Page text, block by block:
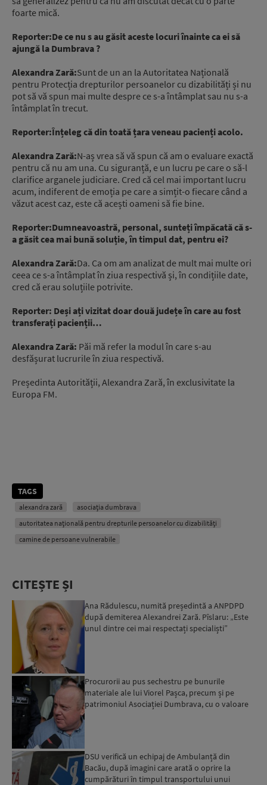
foarte mică.
Reporter:De ce nu s au găsit aceste locuri înainte ca ei să
ajungă la Dumbrava ?
Alexandra Zară:Sunt de un an la Autoritatea Națională
pentru Protecția drepturilor persoanelor cu dizabilități și nu
pot să vă spun mai multe despre ce s-a întâmplat sau nu s-a
întâmplat în trecut.
Reporter:Înțeleg că din toată țara veneau pacienți acolo.
Alexandra Zară:N-aș vrea să vă spun că am o evaluare exactă
pentru că nu am una. Cu siguranță, e un lucru pe care o să-l
clarifice arganele judiciare. Cred că cel mai important lucru
acum, indiferent de emoția pe care a simțit-o fiecare când a
văzut acest caz, este că acești oameni să fie bine.
Reporter:Dumneavoastră, personal, sunteți împăcată că s-
a găsit cea mai bună soluție, în timpul dat, pentru ei?
Alexandra Zară:Da. Ca om am analizat de mult mai multe ori
ceea ce s-a întâmplat în ziua respectivă și, în condițiile date,
cred că erau soluțiile potrivite.
Reporter: Deși ați vizitat doar două județe în care au fost
transferați pacienții…
Alexandra Zară: Păi mă refer la modul în care s-au
desfășurat lucrurile în ziua respectivă.
Președinta Autorității, Alexandra Zară, în exclusivitate la
Europa FM.
TAGS
alexandra zară
asociația dumbrava
autoritatea națională pentru drepturile persoanelor cu dizabilități
camine de persoane vulnerabile
CITEȘTE ȘI
Ana Rădulescu, numită președintă a ANPDPD
după demiterea Alexandrei Zară. Pîslaru: „Este
unul dintre cei mai respectați specialiști”
Procurorii au pus sechestru pe bunurile
materiale ale lui Viorel Pașca, precum și pe
patrimoniul Asociației Dumbrava, cu o valoare
DSU verifică un echipaj de Ambulanță din
Bacău, după imagini care arată o oprire la
cumpărături în timpul transportului unui